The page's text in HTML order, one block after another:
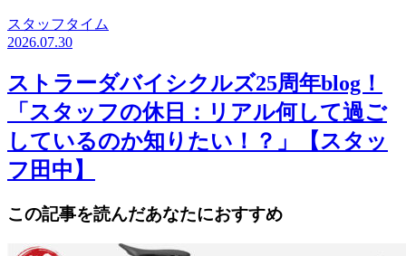
スタッフタイム
2026.07.30
ストラーダバイシクルズ25周年blog！
「スタッフの休日：リアル何して過ご
しているのか知りたい！？」【スタッ
フ田中】
この記事を読んだあなたにおすすめ